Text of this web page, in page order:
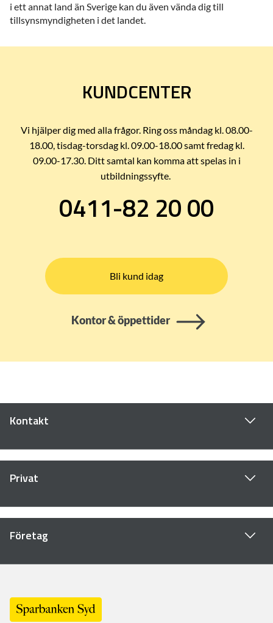
i ett annat land än Sverige kan du även vända dig till
tillsynsmyndigheten i det landet.
KUNDCENTER
Vi hjälper dig med alla frågor. Ring oss måndag kl. 08.00-
18.00, tisdag-torsdag kl. 09.00-18.00 samt fredag kl.
09.00-17.30. Ditt samtal kan komma att spelas in i
utbildningssyfte.
0411-82 20 00
Bli kund idag
Kontor & öppettider
Kontakt
Privat
Företag